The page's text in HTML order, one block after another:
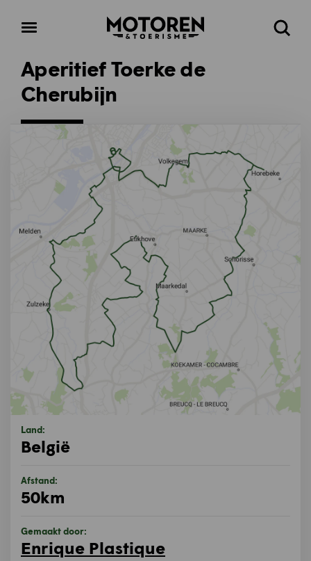
Open
Homepage Zoeken
Aperitief Toerke de
Cherubijn
Land:
België
Afstand:
50km
Gemaakt door:
Enrique Plastique